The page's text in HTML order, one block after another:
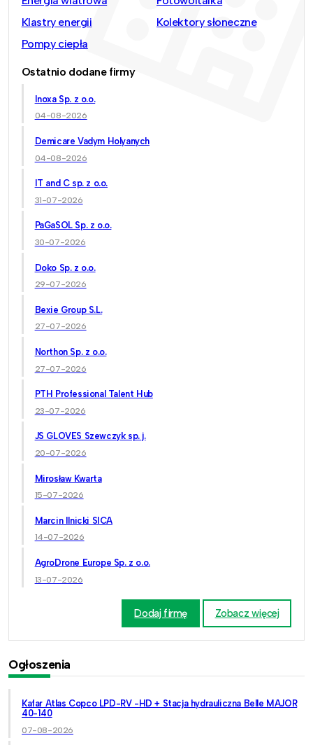
Klastry energii
Kolektory słoneczne
Pompy ciepła
Ostatnio dodane firmy
Inoxa Sp. z o.o.
04-08-2026
Demicare Vadym Holyanych
04-08-2026
IT and C sp. z o.o.
31-07-2026
PaGaSOL Sp. z o.o.
30-07-2026
Doko Sp. z o.o.
29-07-2026
Bexie Group S.L.
27-07-2026
Northon Sp. z o.o.
27-07-2026
PTH Professional Talent Hub
23-07-2026
JS GLOVES Szewczyk sp. j.
20-07-2026
Mirosław Kwarta
15-07-2026
Marcin Ilnicki SICA
14-07-2026
AgroDrone Europe Sp. z o.o.
13-07-2026
Dodaj firmę Zobacz więcej
Ogłoszenia
Kafar Atlas Copco LPD-RV -HD + Stacja hydrauliczna Belle MAJOR
40-140
07-08-2026